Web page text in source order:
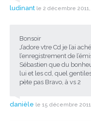
ludinant le 2 décembre 2011,
Bonsoir
J’adore vtre Cd je l’ai
l’enregistrement de
Sébastien que du
lui et les cd, quel
pète pas Bravo, à vs 2
danièle le 15 décembre